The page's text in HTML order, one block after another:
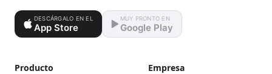
DESCÁRGALO EN EL
App Store
MUY PRONTO EN
Google Play
Producto Empresa